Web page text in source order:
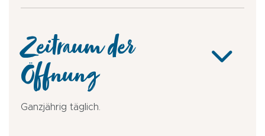
Zeitraum der
Öffnung
Ganzjährig täglich.